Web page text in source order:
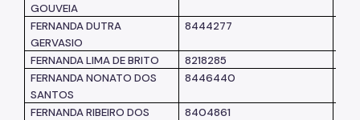
GOUVEIA
FERNANDA DUTRA
GERVASIO
8444277
FERNANDA LIMA DE BRITO 8218285
FERNANDA NONATO DOS
SANTOS
8446440
FERNANDA RIBEIRO DOS
8404861